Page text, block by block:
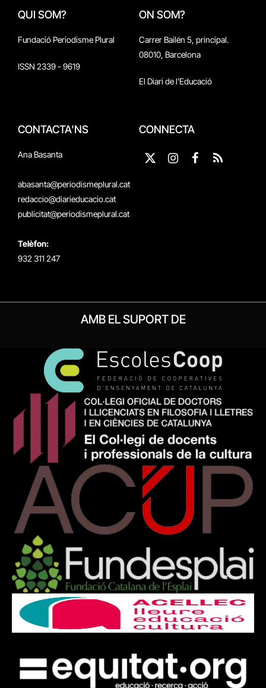
QUI SOM?
Fundació Periodisme Plural
ISSN 2339 - 9619
ON SOM?
Carrer Bailén 5, principal.
08010, Barcelona
El Diari de l'Educació
CONTACTA'NS
Ana Basanta
abasanta@periodismeplural.cat
redaccio@diarieducacio.cat
publicitat@periodismeplural.cat
Telèfon:
932 311 247
CONNECTA
X
Instagram
Facebook
RSS
AMB EL SUPORT DE